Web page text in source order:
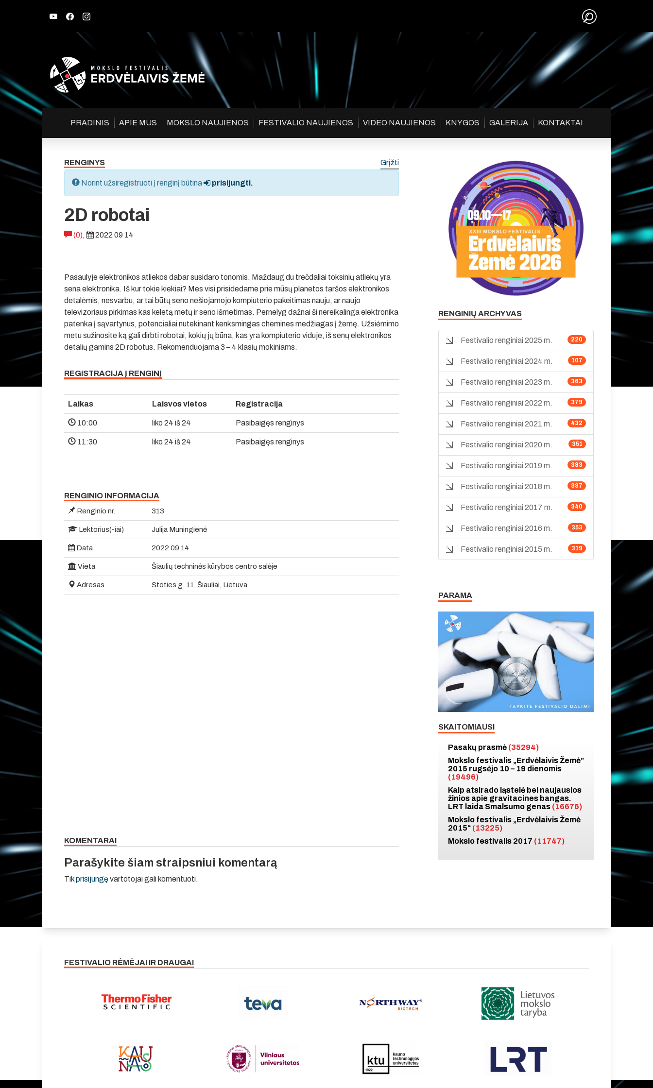
PRADINIS APIE MUS MOKSLO NAUJIENOS FESTIVALIO NAUJIENOS VIDEO NAUJIENOS KNYGOS GALERIJA KONTAKTAI
RENGINYS Grįžti
Norint užsiregistruoti į renginį būtina prisijungti.
2D robotai
(0), 2022 09 14
Pasaulyje elektronikos atliekos dabar susidaro tonomis. Maždaug du trečdaliai toksinių atliekų yra
sena elektronika. Iš kur tokie kiekiai? Mes visi prisidedame prie mūsų planetos taršos elektronikos
detalėmis, nesvarbu, ar tai būtų seno nešiojamojo kompiuterio pakeitimas nauju, ar naujo
televizoriaus pirkimas kas keletą metų ir seno išmetimas. Pernelyg dažnai ši nereikalinga elektronika
patenka į sąvartynus, potencialiai nutekinant kenksmingas chemines medžiagas į žemę. Užsiėmimo
metu sužinosite ką gali dirbti robotai, kokių jų būna, kas yra kompiuterio viduje, iš senų elektronikos
detalių gamins 2D robotus. Rekomenduojama 3 – 4 klasių mokiniams.
REGISTRACIJA Į RENGINĮ
Laikas Laisvos vietos Registracija
10:00 liko 24 iš 24 Pasibaigęs renginys
11:30 liko 24 iš 24 Pasibaigęs renginys
RENGINIO INFORMACIJA
Renginio nr. 313
Lektorius(-iai) Julija Muningienė
Data 2022 09 14
Vieta Šiaulių techninės kūrybos centro salėje
Adresas Stoties g. 11, Šiauliai, Lietuva
KOMENTARAI
Parašykite šiam straipsniui komentarą
Tikprisijungęvartotojai gali komentuoti.
RENGINIŲ ARCHYVAS
220
Festivalio renginiai 2025 m.
107
Festivalio renginiai 2024 m.
363
Festivalio renginiai 2023 m.
379
Festivalio renginiai 2022 m.
432
Festivalio renginiai 2021 m.
351
Festivalio renginiai 2020 m.
383
Festivalio renginiai 2019 m.
387
Festivalio renginiai 2018 m.
340
Festivalio renginiai 2017 m.
353
Festivalio renginiai 2016 m.
319
Festivalio renginiai 2015 m.
PARAMA
SKAITOMIAUSI
Pasakų prasmė (35294)
Mokslo festivalis „Erdvėlaivis Žemė”
2015 rugsėjo 10 – 19 dienomis
(19496)
Kaip atsirado ląstelė bei naujausios
žinios apie gravitacines bangas.
LRT laida Smalsumo genas (16676)
Mokslo festivalis „Erdvėlaivis Žemė
2015“ (13225)
Mokslo festivalis 2017 (11747)
FESTIVALIO RĖMĖJAI IR DRAUGAI